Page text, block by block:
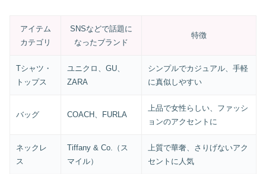
アイテム
カテゴリ
SNSなどで話題に
なったブランド
特徴
Tシャツ・
トップス
ユニクロ、GU、
ZARA
シンプルでカジュアル、手軽
に真似しやすい
バッグ COACH、FURLA
上品で女性らしい、ファッシ
ョンのアクセントに
ネックレ
ス
Tiffany & Co.（ス
マイル）
上質で華奢、さりげないアク
セントに人気